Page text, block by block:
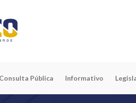
Consulta Pública Informativo